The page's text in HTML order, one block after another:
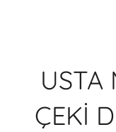
USTA
ÇEKİ